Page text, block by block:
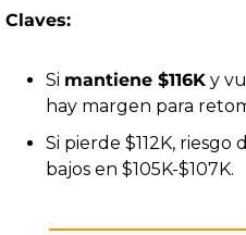
Claves:
Si mantiene $116K y
hay margen para
Si pierde $112K,
bajos en $105K-$107K.